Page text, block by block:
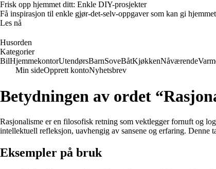
Frisk opp hjemmet ditt: Enkle DIY-prosjekter
Få inspirasjon til enkle gjør-det-selv-oppgaver som kan gi
Les nå
Husorden
Kategorier
BilHjemmekontorUtendørsBarnSoveBåtKjøkkenNåværende
Min sideOpprett kontoNyhetsbrev
Betydningen av ordet
Rasjonalisme er en filosofisk retning som vektlegger fornuft og
intellektuell refleksjon, uavhengig av sansene og erfaring. Denne
Eksempler på bruk